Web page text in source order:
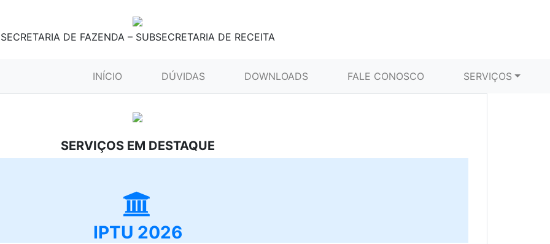
SECRETARIA DE FAZENDA – SUBSECRETARIA DE RECEITA
INÍCIO (CURRENT)DÚVIDAS DOWNLOADS FALE CONOSCO SERVIÇOS
SERVIÇOS EM DESTAQUE
IPTU 2026